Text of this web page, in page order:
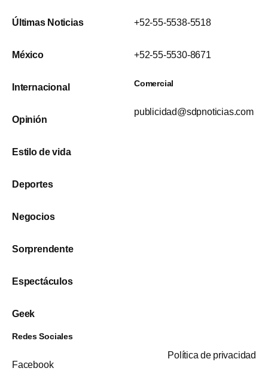
Últimas Noticias
México
Internacional
Opinión
Estilo de vida
Deportes
Negocios
Sorprendente
Espectáculos
Geek
+52-55-5538-5518
+52-55-5530-8671
Comercial
publicidad@sdpnoticias.com
Redes Sociales
Facebook
Política de privacidad